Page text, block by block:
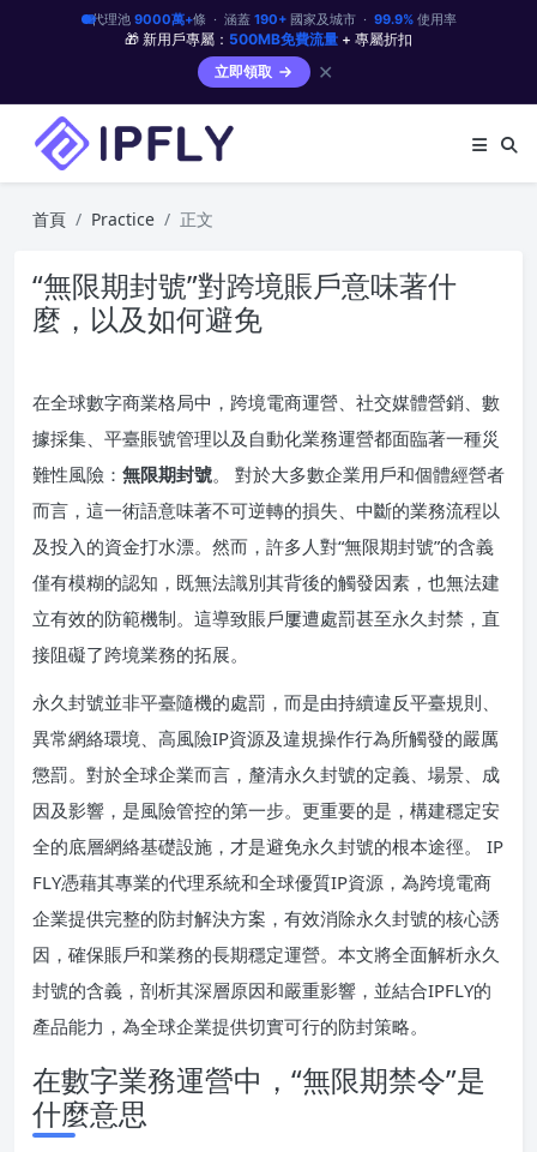
代理池 9000萬+條 · 涵蓋 190+國家及城市 · 99.9%使用率
🎁 新用戶專屬： 500MB免費流量 + 專屬折扣
立即領取
✕
首頁 Practice 正文
“無限期封號”對跨境賬戶意味著什
麼，以及如何避免
在全球數字商業格局中，跨境電商運營、社交媒體營銷、數
據採集、平臺賬號管理以及自動化業務運營都面臨著一種災
難性風險： 無限期封號。 對於大多數企業用戶和個體經營者
而言，這一術語意味著不可逆轉的損失、中斷的業務流程以
及投入的資金打水漂。然而，許多人對“無限期封號”的含義
僅有模糊的認知，既無法識別其背後的觸發因素，也無法建
立有效的防範機制。這導致賬戶屢遭處罰甚至永久封禁，直
接阻礙了跨境業務的拓展。
永久封號並非平臺隨機的處罰，而是由持續違反平臺規則、
異常網絡環境、高風險IP資源及違規操作行為所觸發的嚴厲
懲罰。對於全球企業而言，釐清永久封號的定義、場景、成
因及影響，是風險管控的第一步。更重要的是，構建穩定安
全的底層網絡基礎設施，才是避免永久封號的根本途徑。 IP
FLY憑藉其專業的代理系統和全球優質IP資源，為跨境電商
企業提供完整的防封解決方案，有效消除永久封號的核心誘
因，確保賬戶和業務的長期穩定運營。本文將全面解析永久
封號的含義，剖析其深層原因和嚴重影響，並結合IPFLY的
產品能力，為全球企業提供切實可行的防封策略。
在數字業務運營中，“無限期禁令”是
什麼意思